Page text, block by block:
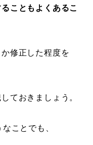
こともよくあるこ
修正した程度を
ておきましょう。
ことでも、